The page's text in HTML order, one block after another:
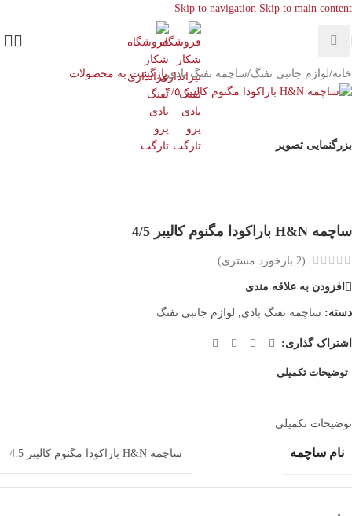
Skip to navigation Skip to main content
خانه/لوازم جانبی تفنگ/ساچمه تفنگ بادیبازگشت به محصولات
بزرگنمایی تصویر
ساچمه H&N باراکودا مگنوم کالیبر 4/5
(
2 بازخورد مشتری)
افزودن به علاقه مندی
دسته: ساچمه تفنگ بادی, لوازم جانبی تفنگ
اشتراک گذاری:
توضیحات تکمیلی
توضیحات تکمیلی
نام ساچمه ساچمه H&N باراکودا مگنوم کالیبر 4.5